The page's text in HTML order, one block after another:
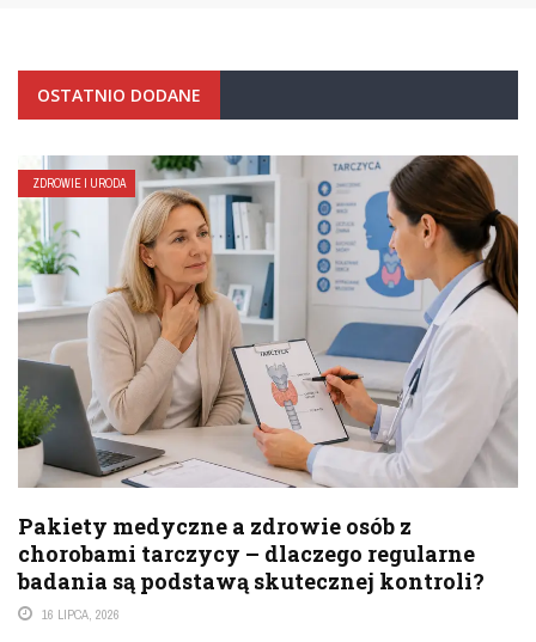
OSTATNIO DODANE
ZDROWIE I URODA
Pakiety medyczne a zdrowie osób z
chorobami tarczycy – dlaczego regularne
badania są podstawą skutecznej kontroli?
16 LIPCA, 2026